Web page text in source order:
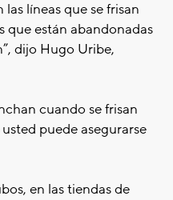
líneas que se frisan
que están abandonadas
dijo Hugo Uribe,
cuando se frisan
puede asegurarse
en las tiendas de